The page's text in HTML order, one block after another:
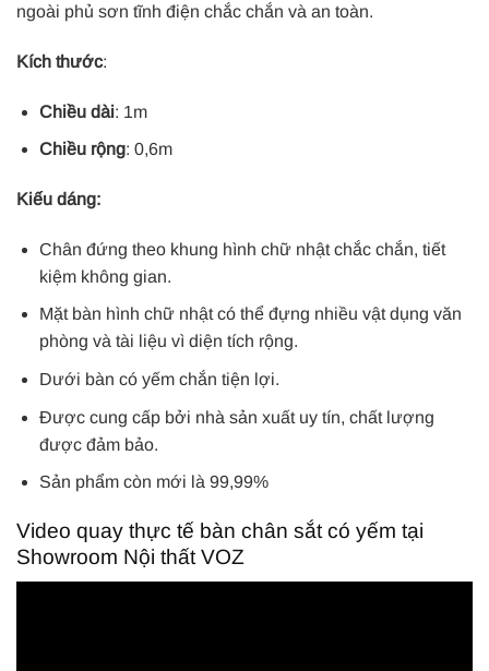
ngoài phủ sơn tĩnh điện chắc chắn và an toàn.
Kích thước:
Chiều dài: 1m
Chiều rộng: 0,6m
Kiếu dáng:
Chân đứng theo khung hình chữ nhật chắc chắn, tiết
kiệm không gian.
Mặt bàn hình chữ nhật có thể đựng nhiều vật dụng văn
phòng và tài liệu vì diện tích rộng.
Dưới bàn có yếm chắn tiện lợi.
Được cung cấp bởi nhà sản xuất uy tín, chất lượng
được đảm bảo.
Sản phẩm còn mới là 99,99%
Video quay thực tế bàn chân sắt có yếm tại
Showroom Nội thất VOZ